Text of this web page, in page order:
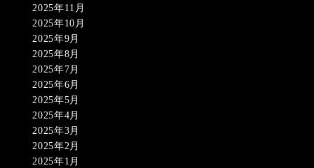
2025年11月
2025年10月
2025年9月
2025年8月
2025年7月
2025年6月
2025年5月
2025年4月
2025年3月
2025年2月
2025年1月